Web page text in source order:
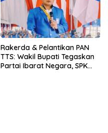
Rakerda & Pelantikan PAN
TTS: Wakil Bupati Tegaskan
Partai Ibarat Negara, SPK